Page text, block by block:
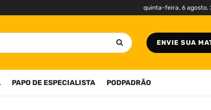
quinta-feira, 6 agosto,
ENVIE SUA
PAPO DE ESPECIALISTA PODPADRÃO